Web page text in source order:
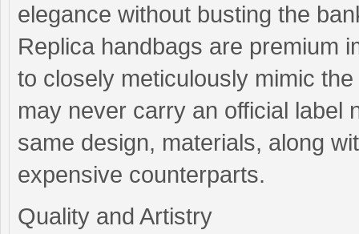
elegance without busting the
Replica handbags are premium
to closely meticulously mimic
may never carry an official label
same design, materials, along
expensive counterparts.
Quality and Artistry